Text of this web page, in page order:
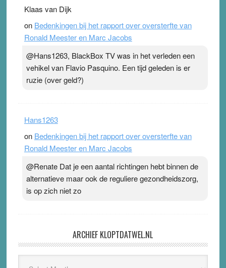
Klaas van Dijk
on Bedenkingen bij het rapport over oversterfte van
Ronald Meester en Marc Jacobs
@Hans1263, BlackBox TV was in het verleden een
vehikel van Flavio Pasquino. Een tijd geleden is er
ruzie (over geld?)
Hans1263
on Bedenkingen bij het rapport over oversterfte van
Ronald Meester en Marc Jacobs
@Renate Dat je een aantal richtingen hebt binnen de
alternatieve maar ook de reguliere gezondheidszorg,
is op zich niet zo
ARCHIEF KLOPTDATWEL.NL